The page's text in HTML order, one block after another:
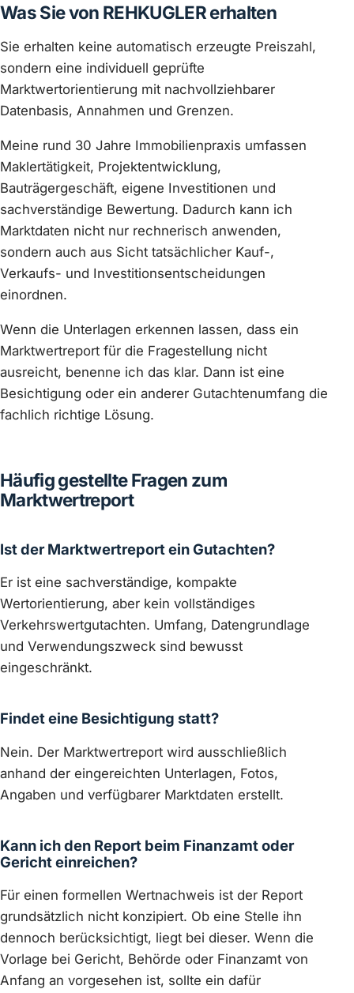
Was Sie von REHKUGLER erhalten
Sie erhalten keine automatisch erzeugte Preiszahl,
sondern eine individuell geprüfte
Marktwertorientierung mit nachvollziehbarer
Datenbasis, Annahmen und Grenzen.
Meine rund 30 Jahre Immobilienpraxis umfassen
Maklertätigkeit, Projektentwicklung,
Bauträgergeschäft, eigene Investitionen und
sachverständige Bewertung. Dadurch kann ich
Marktdaten nicht nur rechnerisch anwenden,
sondern auch aus Sicht tatsächlicher Kauf-,
Verkaufs- und Investitionsentscheidungen
einordnen.
Wenn die Unterlagen erkennen lassen, dass ein
Marktwertreport für die Fragestellung nicht
ausreicht, benenne ich das klar. Dann ist eine
Besichtigung oder ein anderer Gutachtenumfang die
fachlich richtige Lösung.
Häufig gestellte Fragen zum
Marktwertreport
Ist der Marktwertreport ein Gutachten?
Er ist eine sachverständige, kompakte
Wertorientierung, aber kein vollständiges
Verkehrswertgutachten. Umfang, Datengrundlage
und Verwendungszweck sind bewusst
eingeschränkt.
Findet eine Besichtigung statt?
Nein. Der Marktwertreport wird ausschließlich
anhand der eingereichten Unterlagen, Fotos,
Angaben und verfügbarer Marktdaten erstellt.
Kann ich den Report beim Finanzamt oder
Gericht einreichen?
Für einen formellen Wertnachweis ist der Report
grundsätzlich nicht konzipiert. Ob eine Stelle ihn
dennoch berücksichtigt, liegt bei dieser. Wenn die
Vorlage bei Gericht, Behörde oder Finanzamt von
Anfang an vorgesehen ist, sollte ein dafür